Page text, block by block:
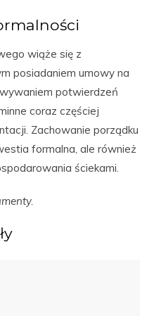
wiąże się z
posiadaniem umowy na
potwierdzeń
coraz częściej
Zachowanie porządku
formalna, ale również
ściekami.